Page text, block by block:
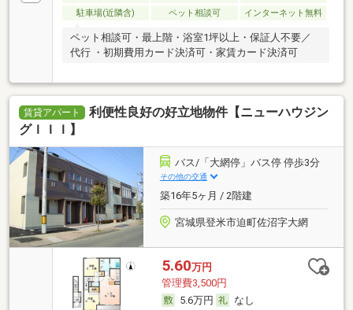
駐車場(近隣含)
ペット相談可 インターネット無料
ペット相談可・最上階・浴室1坪以上・保証人不要／
代行 ・初期費用カード決済可・家賃カード決済可
賃貸アパート
利便性良好の好立地物件【ニューハウジン
グＩＩＩ】
バス/「大網停」バス停 停歩3分
その他の交通
築16年5ヶ月 / 2階建
宮城県登米市迫町佐沼字大網
5.60万円
管理費3,500円
5.6万円
なし